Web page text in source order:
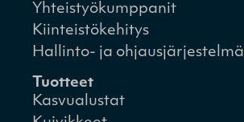
Yhteistyökumppanit
Kiinteistökehitys
Hallinto- ja ohjausjärjestelmä
Tuotteet
Kasvualustat